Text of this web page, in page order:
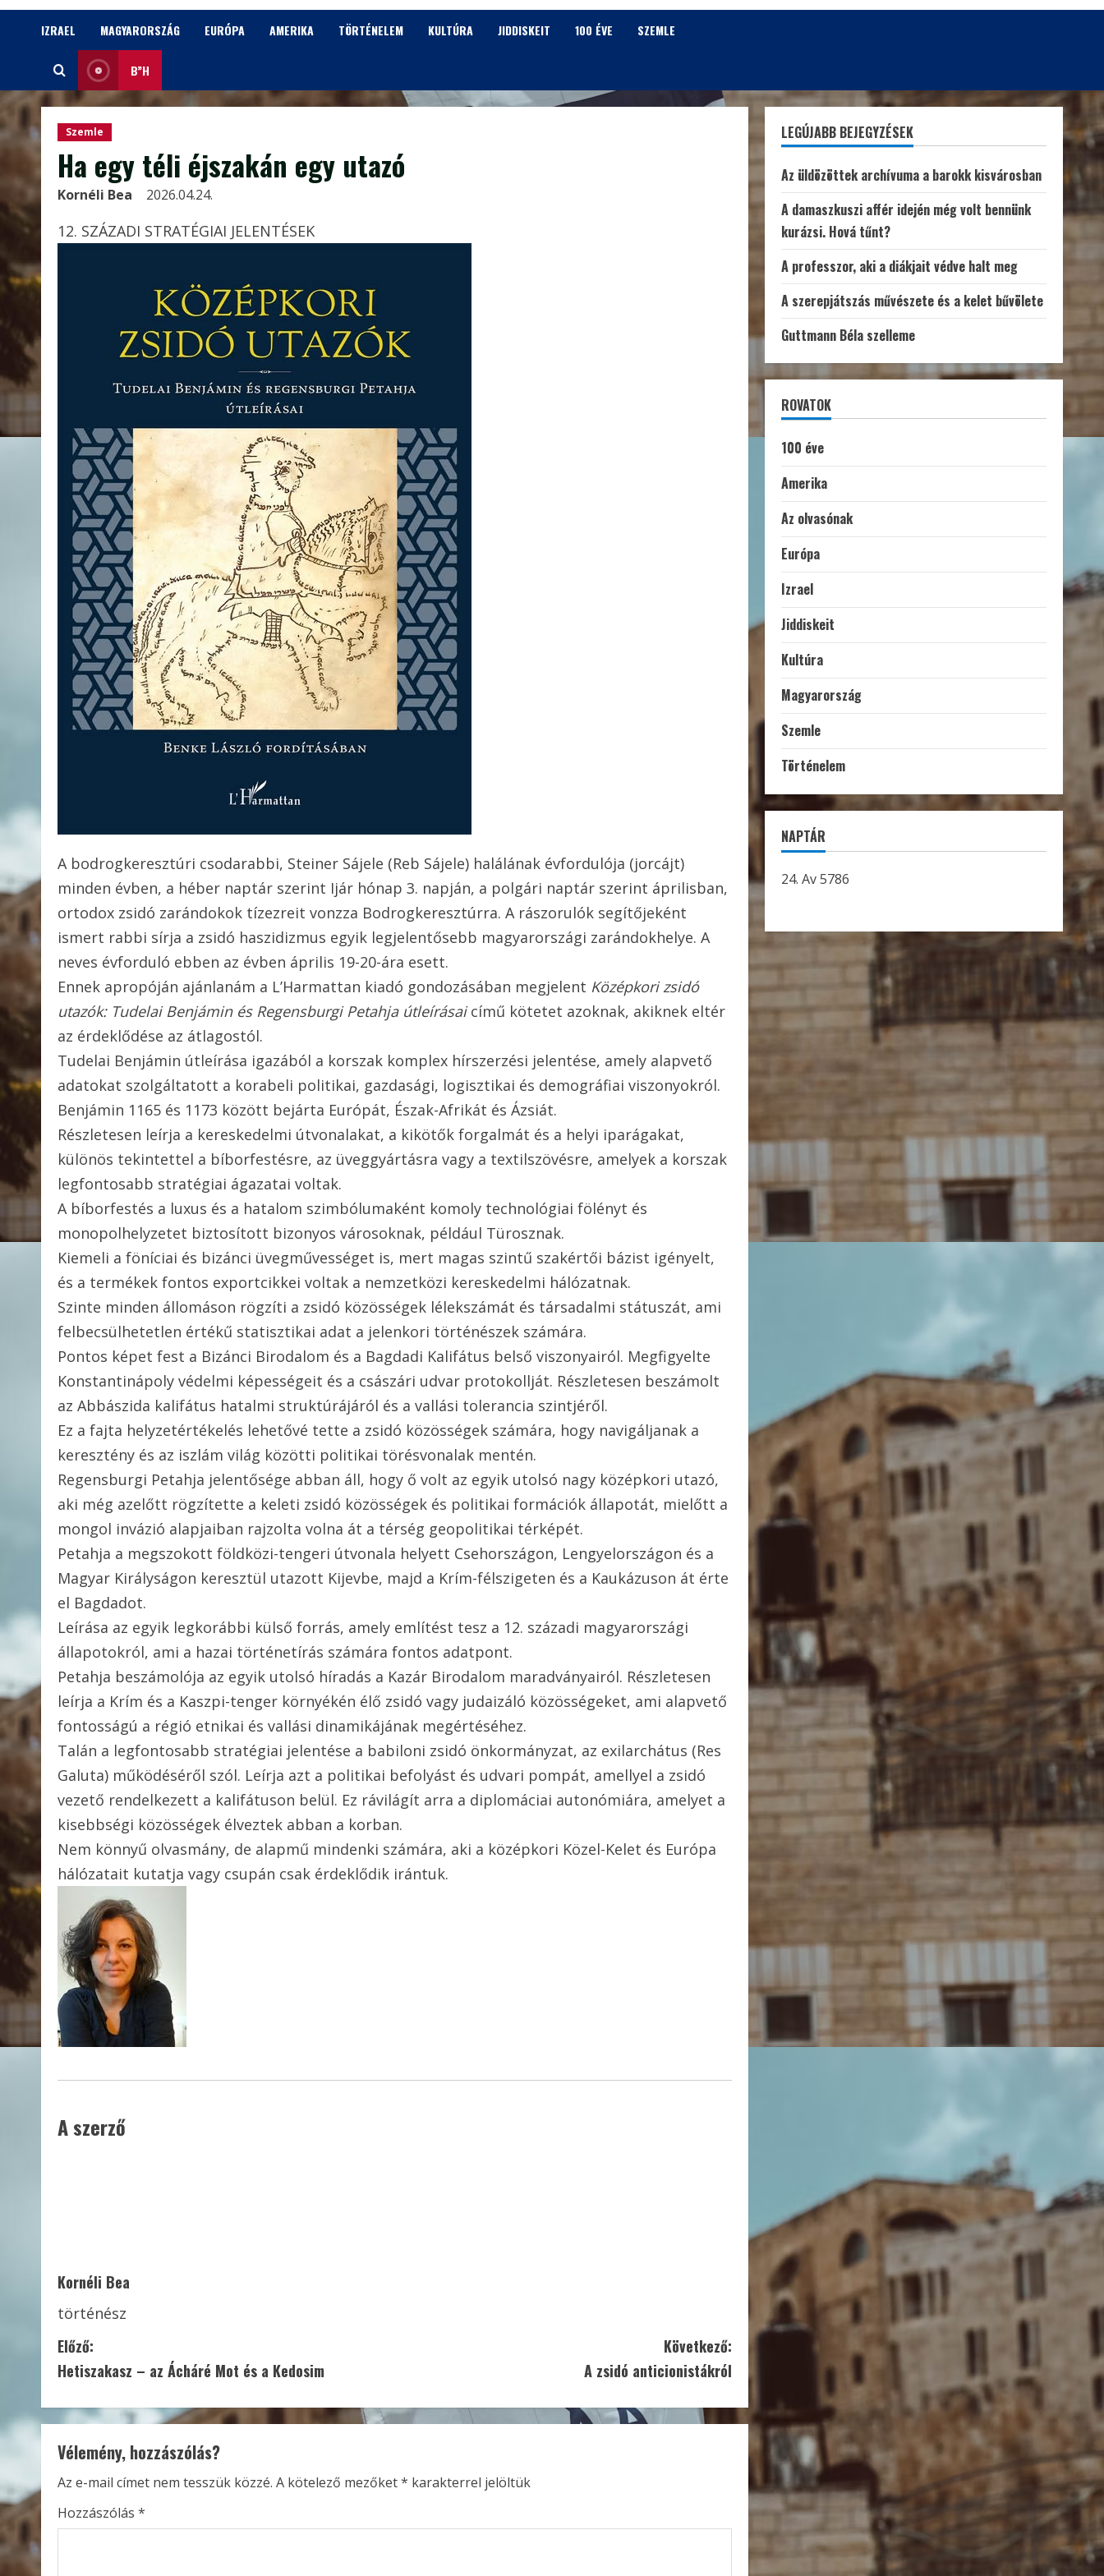
IZRAEL MAGYARORSZÁG EURÓPA AMERIKA TÖRTÉNELEM KULTÚRA JIDDISKEIT 100 ÉVE SZEMLE
B”H
Szemle
Ha egy téli éjszakán egy utazó
Kornéli Bea 2026.04.24.
12. SZÁZADI STRATÉGIAI JELENTÉSEK
A bodrogkeresztúri csodarabbi, Steiner Sájele (Reb Sájele) halálának évfordulója (jorcájt)
minden évben, a héber naptár szerint Ijár hónap 3. napján, a polgári naptár szerint áprilisban,
ortodox zsidó zarándokok tízezreit vonzza Bodrogkeresztúrra. A rászorulók segítőjeként
ismert rabbi sírja a zsidó haszidizmus egyik legjelentősebb magyarországi zarándokhelye. A
neves évforduló ebben az évben április 19-20-ára esett.
Ennek apropóján ajánlanám a L’Harmattan kiadó gondozásában megjelent Középkori zsidó
utazók: Tudelai Benjámin és Regensburgi Petahja útleírásaicímű kötetet azoknak, akiknek eltér
az érdeklődése az átlagostól.
Tudelai Benjámin útleírása igazából a korszak komplex hírszerzési jelentése, amely alapvető
adatokat szolgáltatott a korabeli politikai, gazdasági, logisztikai és demográfiai viszonyokról.
Benjámin 1165 és 1173 között bejárta Európát, Észak-Afrikát és Ázsiát.
Részletesen leírja a kereskedelmi útvonalakat, a kikötők forgalmát és a helyi iparágakat,
különös tekintettel a bíborfestésre, az üveggyártásra vagy a textilszövésre, amelyek a korszak
legfontosabb stratégiai ágazatai voltak.
A bíborfestés a luxus és a hatalom szimbólumaként komoly technológiai fölényt és
monopolhelyzetet biztosított bizonyos városoknak, például Türosznak.
Kiemeli a föníciai és bizánci üvegművességet is, mert magas szintű szakértői bázist igényelt,
és a termékek fontos exportcikkei voltak a nemzetközi kereskedelmi hálózatnak.
Szinte minden állomáson rögzíti a zsidó közösségek lélekszámát és társadalmi státuszát, ami
felbecsülhetetlen értékű statisztikai adat a jelenkori történészek számára.
Pontos képet fest a Bizánci Birodalom és a Bagdadi Kalifátus belső viszonyairól. Megfigyelte
Konstantinápoly védelmi képességeit és a császári udvar protokollját. Részletesen beszámolt
az Abbászida kalifátus hatalmi struktúrájáról és a vallási tolerancia szintjéről.
Ez a fajta helyzetértékelés lehetővé tette a zsidó közösségek számára, hogy navigáljanak a
keresztény és az iszlám világ közötti politikai törésvonalak mentén.
Regensburgi Petahja jelentősége abban áll, hogy ő volt az egyik utolsó nagy középkori utazó,
aki még azelőtt rögzítette a keleti zsidó közösségek és politikai formációk állapotát, mielőtt a
mongol invázió alapjaiban rajzolta volna át a térség geopolitikai térképét.
Petahja a megszokott földközi-tengeri útvonala helyett Csehországon, Lengyelországon és a
Magyar Királyságon keresztül utazott Kijevbe, majd a Krím-félszigeten és a Kaukázuson át érte
el Bagdadot.
Leírása az egyik legkorábbi külső forrás, amely említést tesz a 12. századi magyarországi
állapotokról, ami a hazai történetírás számára fontos adatpont.
Petahja beszámolója az egyik utolsó híradás a Kazár Birodalom maradványairól. Részletesen
leírja a Krím és a Kaszpi-tenger környékén élő zsidó vagy judaizáló közösségeket, ami alapvető
fontosságú a régió etnikai és vallási dinamikájának megértéséhez.
Talán a legfontosabb stratégiai jelentése a babiloni zsidó önkormányzat, az exilarchátus (Res
Galuta) működéséről szól. Leírja azt a politikai befolyást és udvari pompát, amellyel a zsidó
vezető rendelkezett a kalifátuson belül. Ez rávilágít arra a diplomáciai autonómiára, amelyet a
kisebbségi közösségek élveztek abban a korban.
Nem könnyű olvasmány, de alapmű mindenki számára, aki a középkori Közel-Kelet és Európa
hálózatait kutatja vagy csupán csak érdeklődik irántuk.
A szerző
Kornéli Bea
történész
C
o
n
t
i
n
Előző:
Hetiszakasz – az Ácháré Mot és a Kedosim
Következő:
A zsidó anticionistákról
Vélemény, hozzászólás?
Az e-mail címet nem tesszük közzé. A kötelező mezőket* karakterrel jelöltük
Hozzászólás *
LEGÚJABB BEJEGYZÉSEK
Az üldözöttek archívuma a barokk kisvárosban
A damaszkuszi affér idején még volt bennünk
kurázsi. Hová tűnt?
A professzor, aki a diákjait védve halt meg
A szerepjátszás művészete és a kelet bűvölete
Guttmann Béla szelleme
ROVATOK
100 éve
Amerika
Az olvasónak
Európa
Izrael
Jiddiskeit
Kultúra
Magyarország
Szemle
Történelem
NAPTÁR
24. Av 5786